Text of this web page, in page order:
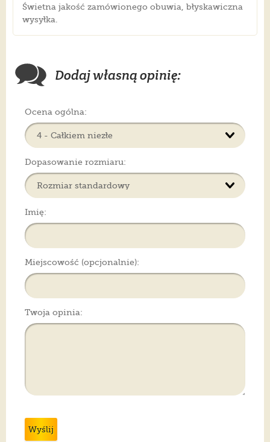
Świetna jakość zamówionego obuwia, błyskawiczna
wysyłka.
Dodaj własną opinię:
Ocena ogólna:
Dopasowanie rozmiaru:
Imię:
Miejscowość (opcjonalnie):
Twoja opinia:
Wyślij